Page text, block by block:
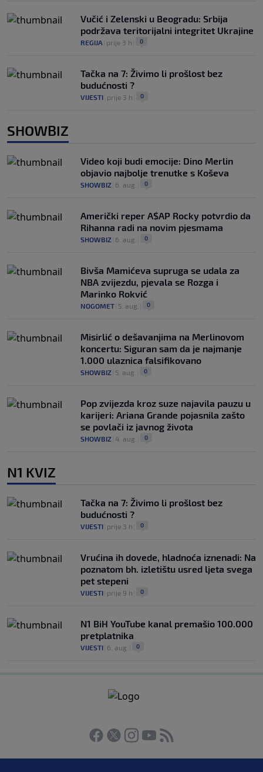
Vučić i Zelenski u Beogradu: Srbija
podržava teritorijalni integritet Ukrajine
REGIJA prije 3 h 0
Tačka na 7: Živimo li prošlost bez
budućnosti ?
VIJESTI prije 3 h 0
SHOWBIZ
Video koji budi emocije: Dino Merlin
objavio najbolje trenutke s Koševa
SHOWBIZ 6. aug. 0
Američki reper A$AP Rocky potvrdio da
Rihanna radi na novim pjesmama
SHOWBIZ 6. aug. 0
Bivša Mamićeva supruga se udala za
NBA zvijezdu, pjevala se Rozga i
Marinko Rokvić
NOGOMET 5. aug. 0
Misirlić o dešavanjima na Merlinovom
koncertu: Siguran sam da je najmanje
1.000 ulaznica falsifikovano
SHOWBIZ 5. aug. 0
Pop zvijezda kroz suze najavila pauzu u
karijeri: Ariana Grande pojasnila zašto
se povlači iz javnog života
SHOWBIZ 4. aug. 0
N1 KVIZ
Tačka na 7: Živimo li prošlost bez
budućnosti ?
VIJESTI prije 3 h 0
Vrućina ih dovede, hladnoća iznenadi: Na
poznatom bh. izletištu usred ljeta svega
pet stepeni
VIJESTI prije 9 h 0
N1 BiH YouTube kanal premašio 100.000
pretplatnika
VIJESTI 6. aug. 0